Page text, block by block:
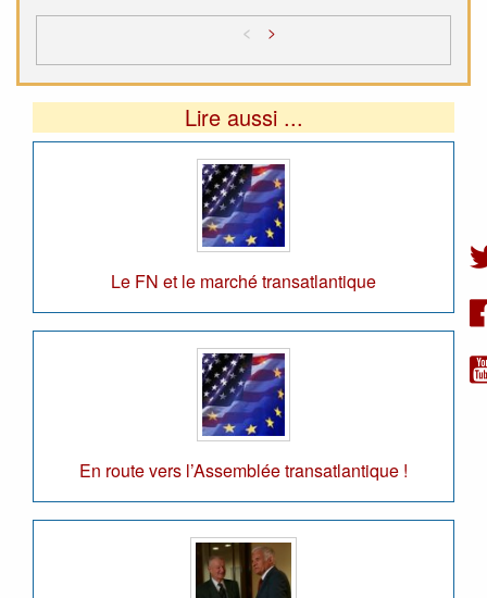
< >
Lire aussi ...
Le FN et le marché transatlantique
En route vers l’Assemblée transatlantique !